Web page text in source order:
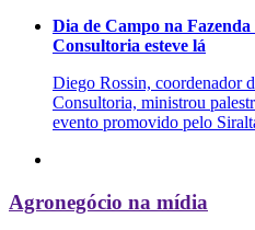
Dia de Campo na
Consultoria esteve lá
Diego Rossin, coordenador
Consultoria, ministrou
evento promovido pelo
Agronegócio na mídia